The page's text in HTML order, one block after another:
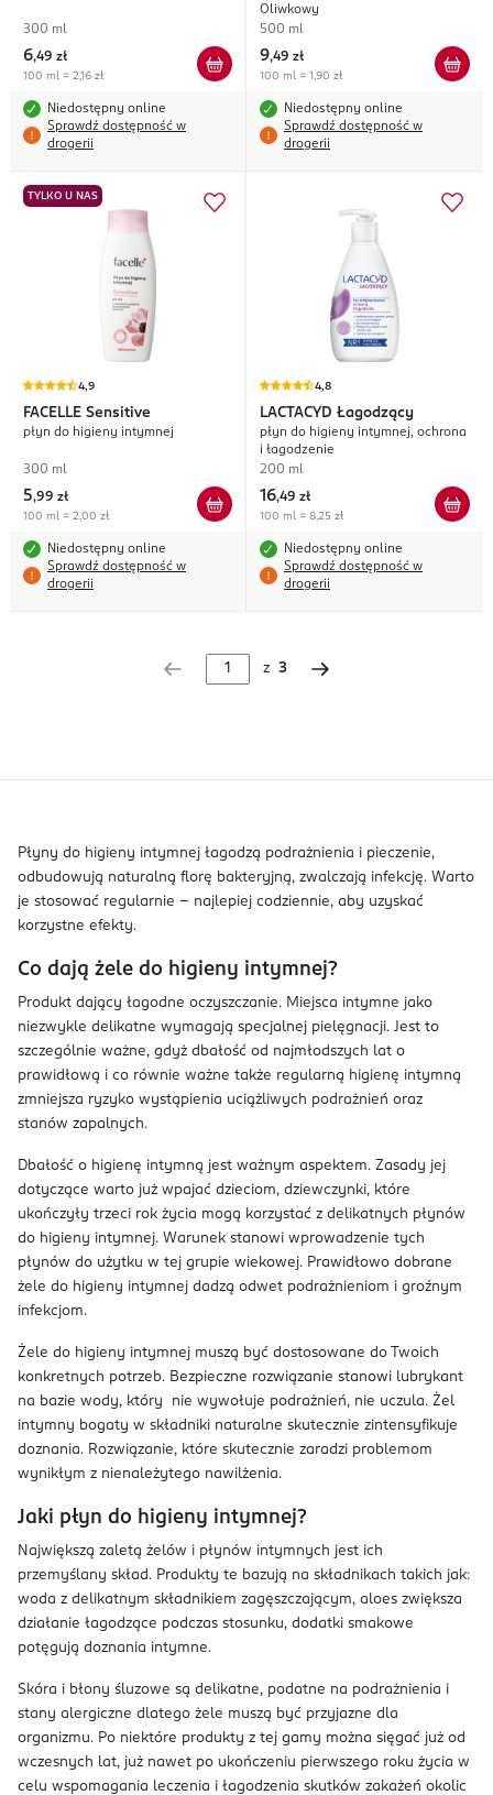
300 ml
6,49 zł
100 ml = 2,16 zł
Niedostępny online
Sprawdź dostępność w
drogerii
Oliwkowy
500 ml
9,49 zł
100 ml = 1,90 zł
Niedostępny online
Sprawdź dostępność w
drogerii
TYLKO U NAS
4,9
FACELLE Sensitive
płyn do higieny intymnej
300 ml
5,99 zł
100 ml = 2,00 zł
Niedostępny online
Sprawdź dostępność w
drogerii
4,8
LACTACYD Łagodzący
płyn do higieny intymnej, ochrona
i łagodzenie
200 ml
16,49 zł
100 ml = 8,25 zł
Niedostępny online
Sprawdź dostępność w
drogerii
z 3
Płyny do higieny intymnej łagodzą podrażnienia i pieczenie,
odbudowują naturalną florę bakteryjną, zwalczają infekcję. Warto
je stosować regularnie – najlepiej codziennie, aby uzyskać
korzystne efekty.
Co dają żele do higieny intymnej?
Produkt dający łagodne oczyszczanie. Miejsca intymne jako
niezwykle delikatne wymagają specjalnej pielęgnacji. Jest to
szczególnie ważne, gdyż dbałość od najmłodszych lat o
prawidłową i co równie ważne także regularną higienę intymną
zmniejsza ryzyko wystąpienia uciążliwych podrażnień oraz
stanów zapalnych.
Dbałość o higienę intymną jest ważnym aspektem. Zasady jej
dotyczące warto już wpajać dzieciom, dziewczynki, które
ukończyły trzeci rok życia mogą korzystać z delikatnych płynów
do higieny intymnej. Warunek stanowi wprowadzenie tych
płynów do użytku w tej grupie wiekowej. Prawidłowo dobrane
żele do higieny intymnej dadzą odwet podrażnieniom i groźnym
infekcjom.
Żele do higieny intymnej muszą być dostosowane do Twoich
konkretnych potrzeb. Bezpieczne rozwiązanie stanowi lubrykant
na bazie wody, który nie wywołuje podrażnień, nie uczula. Żel
intymny bogaty w składniki naturalne skutecznie zintensyfikuje
doznania. Rozwiązanie, które skutecznie zaradzi problemom
wynikłym z nienależytego nawilżenia.
Jaki płyn do higieny intymnej?
Największą zaletą żelów i płynów intymnych jest ich
przemyślany skład. Produkty te bazują na składnikach takich jak:
woda z delikatnym składnikiem zagęszczającym, aloes zwiększa
działanie łagodzące podczas stosunku, dodatki smakowe
potęgują doznania intymne.
Skóra i błony śluzowe są delikatne, podatne na podrażnienia i
stany alergiczne dlatego żele muszą być przyjazne dla
organizmu. Po niektóre produkty z tej gamy można sięgać już od
wczesnych lat, już nawet po ukończeniu pierwszego roku życia w
celu wspomagania leczenia i łagodzenia skutków zakażeń okolic